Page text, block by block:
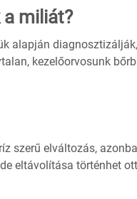
miliát?
alapján
kezelőorvosunk
szerű elváltozás,
eltávolítása történhet